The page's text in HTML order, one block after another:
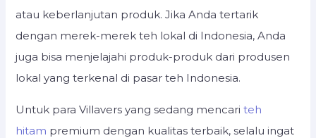
atau keberlanjutan produk. Jika Anda tertarik
dengan merek-merek teh lokal di Indonesia, Anda
juga bisa menjelajahi produk-produk dari produsen
lokal yang terkenal di pasar teh Indonesia.
Untuk para Villavers yang sedang mencariteh
hitam premium dengan kualitas terbaik, selalu ingat